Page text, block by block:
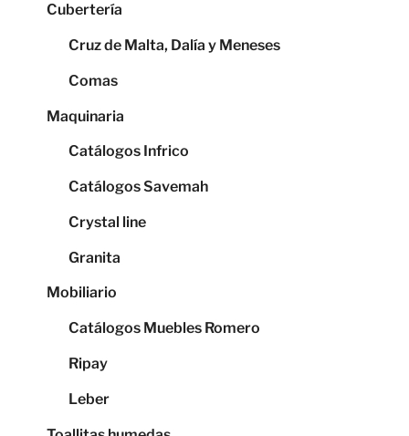
Cubertería
Cruz de Malta, Dalía y Meneses
Comas
Maquinaria
Catálogos Infrico
Catálogos Savemah
Crystal line
Granita
Mobiliario
Catálogos Muebles Romero
Ripay
Leber